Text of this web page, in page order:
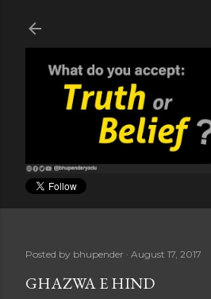
Posted by bhupender August 17, 2017
GHAZWA E HIND